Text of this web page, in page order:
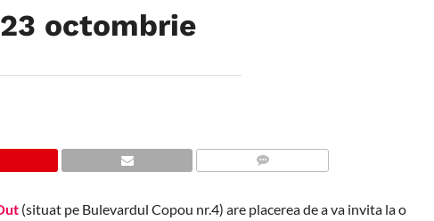
octombrie
(situat pe Bulevardul Copou nr.4) are placerea de a va invita la o